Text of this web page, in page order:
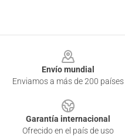
Envío mundial
Enviamos a más de 200 países
Garantía internacional
Ofrecido en el país de uso